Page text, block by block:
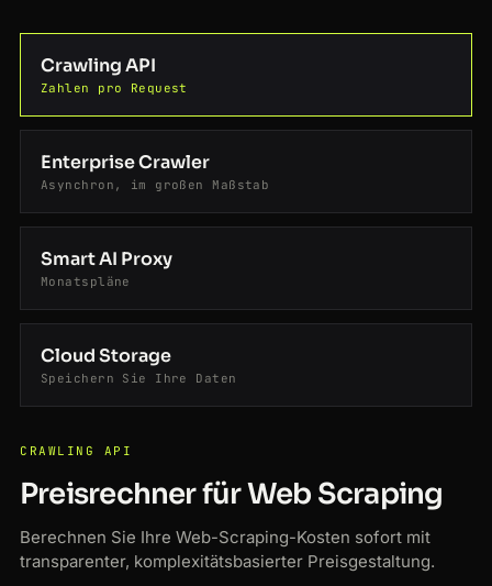
Crawling API
Zahlen pro Request
Enterprise Crawler
Asynchron, im großen Maßstab
Smart AI Proxy
Monatspläne
Cloud Storage
Speichern Sie Ihre Daten
CRAWLING API
Preisrechner für Web Scraping
Berechnen Sie Ihre Web-Scraping-Kosten sofort mit
transparenter, komplexitätsbasierter Preisgestaltung.